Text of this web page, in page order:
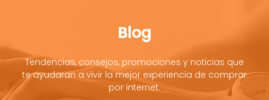
Blog
Tendencias, consejos, promociones y noticias que
te ayudaran a vivir la mejor experiencia de comprar
por internet.